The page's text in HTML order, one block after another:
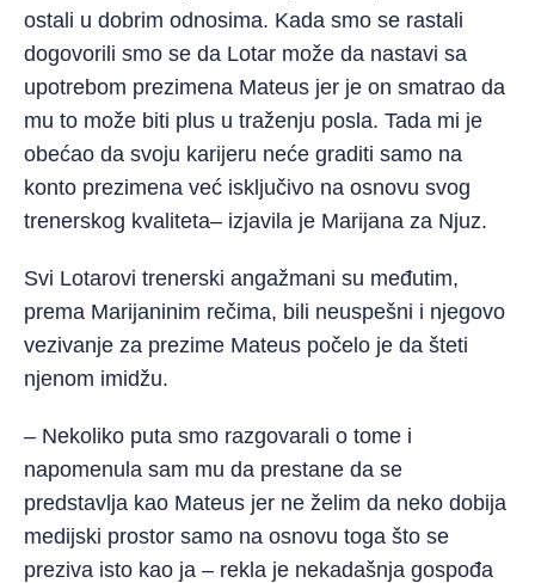
ostali u dobrim odnosima. Kada smo se rastali
dogovorili smo se da Lotar može da nastavi sa
upotrebom prezimena Mateus jer je on smatrao da
mu to može biti plus u traženju posla. Tada mi je
obećao da svoju karijeru neće graditi samo na
konto prezimena već isključivo na osnovu svog
trenerskog kvaliteta– izjavila je Marijana za Njuz.
Svi Lotarovi trenerski angažmani su međutim,
prema Marijaninim rečima, bili neuspešni i njegovo
vezivanje za prezime Mateus počelo je da šteti
njenom imidžu.
– Nekoliko puta smo razgovarali o tome i
napomenula sam mu da prestane da se
predstavlja kao Mateus jer ne želim da neko dobija
medijski prostor samo na osnovu toga što se
preziva isto kao ja – rekla je nekadašnja gospođa